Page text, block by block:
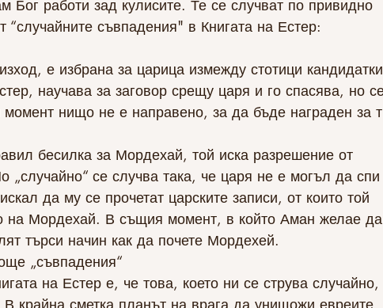
Бог работи зад кулисите. Те се случват по привидно
“случайните съвпадения" в Книгата на Естер:
е избрана за царица измежду стотици кандидатки
момент нищо не е направено, за да бъде награден за т
„случайно“ се случва така, че царя не е могъл да спи
да му се прочетат царските записи, от които той
на Мордехай. В същия момент, в който Аман желае да
търси начин как да почете Мордехей.
„съвпадения“
на Естер е, че това, което ни се струва случайно,
крайна сметка планът на врага да унищожи евреите